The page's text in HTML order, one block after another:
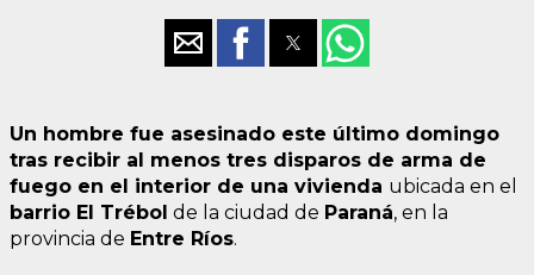
Un hombre fue asesinado este último domingo
tras recibir al menos tres disparos de arma de
fuego en el interior de una vivienda ubicada en el
barrio El Trébol de la ciudad de Paraná, en la
provincia de Entre Ríos.